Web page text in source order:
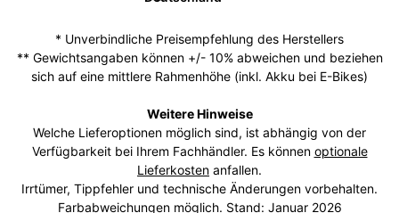
* Unverbindliche Preisempfehlung des Herstellers
** Gewichtsangaben können +/- 10% abweichen und beziehen
sich auf eine mittlere Rahmenhöhe (inkl. Akku bei E-Bikes)
Weitere Hinweise
Welche Lieferoptionen möglich sind, ist abhängig von der
Verfügbarkeit bei Ihrem Fachhändler. Es können optionale
Lieferkosten anfallen.
Irrtümer, Tippfehler und technische Änderungen vorbehalten.
Farbabweichungen möglich. Stand: Januar 2026